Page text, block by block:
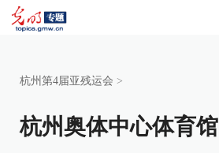
杭州第4届亚残运会 >
杭州奥体中心体育馆